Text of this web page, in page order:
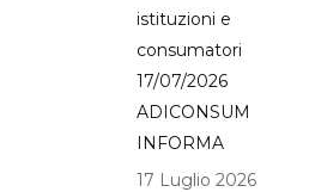
Leonardo
istituzioni e
consumatori
17/07/2026
ADICONSUM
INFORMA
17 Luglio 2026